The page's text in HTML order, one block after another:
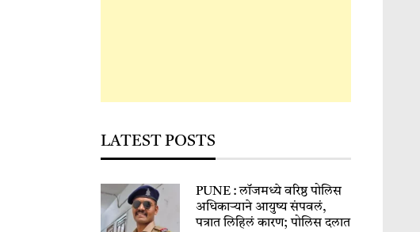
LATEST POSTS
PUNE : लॉजमध्ये वरिष्ठ पोलिस
अधिकाऱ्याने आयुष्य संपवलं,
पत्रात लिहिलं कारण; पोलिस दलात